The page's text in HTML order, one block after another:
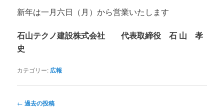
新年は一月六日（月）から営業いたします
石山テクノ建設株式会社代表取締役 石 山 孝
史
カテゴリー: 広報
投← 過去の投稿